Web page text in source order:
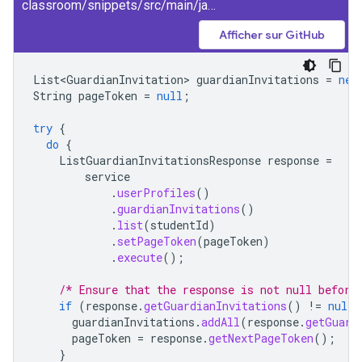
classroom/snippets/src/main/java/ListGuardianInvitationsByStudent.java
Afficher sur GitHub
List<GuardianInvitation> guardianInvitations = new
String pageToken = null ;
try {
do {
ListGuardianInvitationsResponse response =
service
.userProfiles()
.guardianInvitations()
. list(studentId)
. setPageToken(pageToken)
. execute();
/* Ensure that the response is not null
if (response.getGuardianInvitations() != null
guardianInvitations .addAll (response.
pageToken = response.getNextPageToken();
}